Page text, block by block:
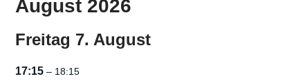
August 2026
Freitag 7. August
17:15 – 18:15